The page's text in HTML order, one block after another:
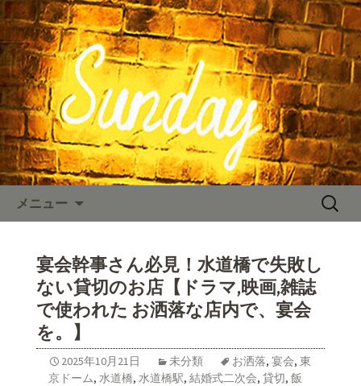
SUNDAY TIMES
東京、水道橋駅近くにある、カフェ
「SUNDAY（サンデー）」。のNYスタイ
ルの店内、人気のハンバーガーやステ
ーキなどのお料理をご用意しておりま
す。カフェ、ランチ、ディナー、パー
ティーなど多様なシーンに対応。新着
情報を随時更新中。
メニュー
検
宴会幹事さん必見！水道橋で失敗し
ない貸切のお店【ドラマ,映画,雑誌
で使われた お洒落な店内で、宴会
を。】
2025年10月21日 未分類 お洒落, 宴会, 東
京ドーム, 水道橋, 水道橋駅, 結婚式二次会, 貸切, 飯